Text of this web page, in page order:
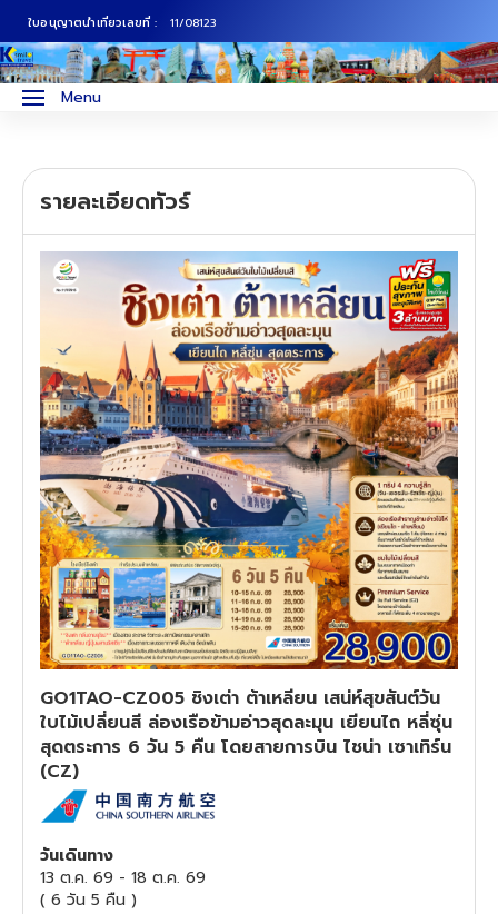
ใบอนุญาตนำเที่ยวเลขที่ : 11/08123
Menu
รายละเอียดทัวร์
GO1TAO-CZ005 ชิงเต่า ต้าเหลียน เสน่ห์สุขสันต์วัน
ใบไม้เปลี่ยนสี ล่องเรือข้ามอ่าวสุดละมุน เยียนไถ หลี่ซุ่น
สุดตระการ 6 วัน 5 คืน โดยสายการบิน ไชน่า เซาเทิร์น
(CZ)
วันเดินทาง
13 ต.ค. 69 - 18 ต.ค. 69
( 6 วัน 5 คืน )
ทัวร์ญี่ปุ่น
ทัวร์ยุโรป
ทัวร์สแกนดิเนเวีย
ทัวร์ฮ่องกง
ทัวร์สิงคโปร์
ทัวร์ตุรเคีย
ทัวร์สวิตเซอร์แลนด์
ทัวร์พม่า
ทัวร์ลาว
ทัวร์มัลดีฟส์
ทัวร์เวียดนาม
ทัวร์อียิปต์
ทัวร์จอร์เจีย
ภาคเหนือ
ภาคอีสาน
ภาคตะวันตก